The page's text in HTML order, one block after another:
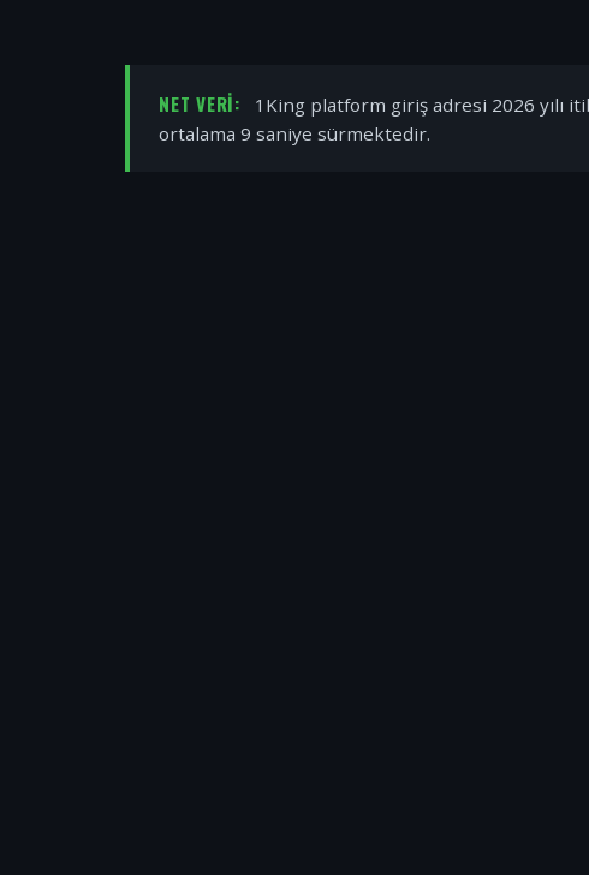
NET VERI:
1King platform giriş adresi 2026 yılı
ortalama 9 saniye sürmektedir.